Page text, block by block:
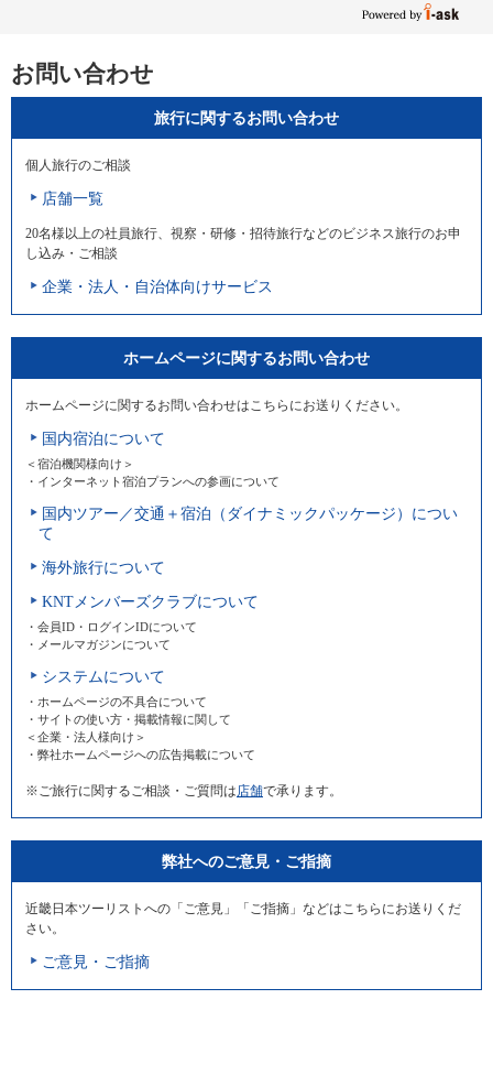
お問い合わせ
旅行に関するお問い合わせ
個人旅行のご相談
店舗一覧
20名様以上の社員旅行、視察・研修・招待旅行などのビジネス旅行のお申
し込み・ご相談
企業・法人・自治体向けサービス
ホームページに関するお問い合わせ
ホームページに関するお問い合わせはこちらにお送りください。
国内宿泊について
＜宿泊機関様向け＞
・インターネット宿泊プランへの参画について
国内ツアー／交通＋宿泊（ダイナミックパッケージ）につい
て
海外旅行について
KNTメンバーズクラブについて
・会員ID・ログインIDについて
・メールマガジンについて
システムについて
・ホームページの不具合について
・サイトの使い方・掲載情報に関して
＜企業・法人様向け＞
・弊社ホームページへの広告掲載について
※ご旅行に関するご相談・ご質問は 店舗で承ります。
弊社へのご意見・ご指摘
近畿日本ツーリストへの「ご意見」「ご指摘」などはこちらにお送りくだ
さい。
ご意見・ご指摘